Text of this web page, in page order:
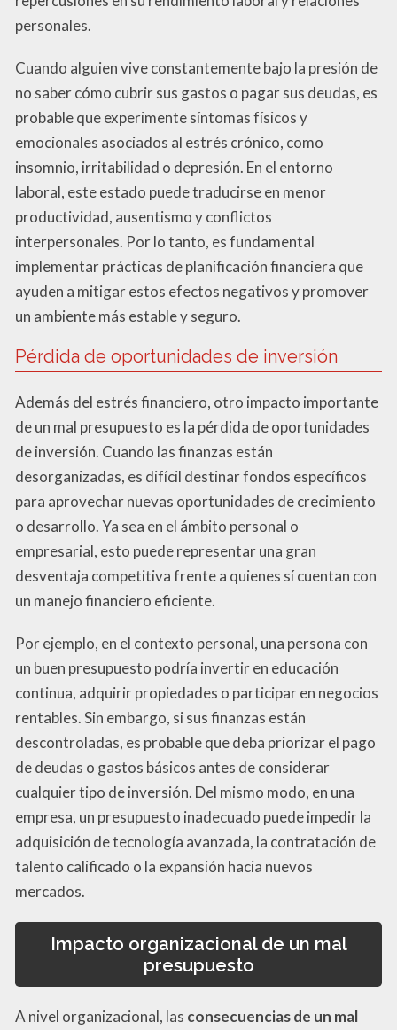
personales.
Cuando alguien vive constantemente bajo la presión de
no saber cómo cubrir sus gastos o pagar sus deudas, es
probable que experimente síntomas físicos y
emocionales asociados al estrés crónico, como
insomnio, irritabilidad o depresión. En el entorno
laboral, este estado puede traducirse en menor
productividad, ausentismo y conflictos
interpersonales. Por lo tanto, es fundamental
implementar prácticas de planificación financiera que
ayuden a mitigar estos efectos negativos y promover
un ambiente más estable y seguro.
Pérdida de oportunidades de inversión
Además del estrés financiero, otro impacto importante
de un mal presupuesto es la pérdida de oportunidades
de inversión. Cuando las finanzas están
desorganizadas, es difícil destinar fondos específicos
para aprovechar nuevas oportunidades de crecimiento
o desarrollo. Ya sea en el ámbito personal o
empresarial, esto puede representar una gran
desventaja competitiva frente a quienes sí cuentan con
un manejo financiero eficiente.
Por ejemplo, en el contexto personal, una persona con
un buen presupuesto podría invertir en educación
continua, adquirir propiedades o participar en negocios
rentables. Sin embargo, si sus finanzas están
descontroladas, es probable que deba priorizar el pago
de deudas o gastos básicos antes de considerar
cualquier tipo de inversión. Del mismo modo, en una
empresa, un presupuesto inadecuado puede impedir la
adquisición de tecnología avanzada, la contratación de
talento calificado o la expansión hacia nuevos
mercados.
Impacto organizacional de un mal
presupuesto
A nivel organizacional, las consecuencias de un mal